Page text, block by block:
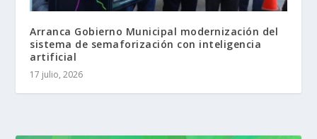
Arranca Gobierno Municipal modernización del
sistema de semaforización con inteligencia
artificial
17 julio, 2026